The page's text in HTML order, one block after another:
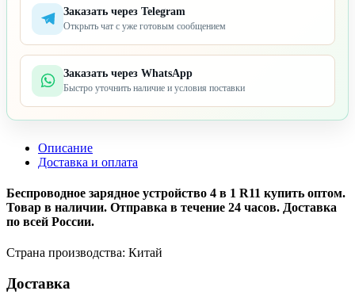
Заказать через Telegram
Открыть чат с уже готовым сообщением
Заказать через WhatsApp
Быстро уточнить наличие и условия поставки
Описание
Доставка и оплата
Беспроводное зарядное устройство 4 в 1 R11 купить оптом.
Товар в наличии. Отправка в течение 24 часов. Доставка
по всей России.
Страна производства: Китай
Доставка